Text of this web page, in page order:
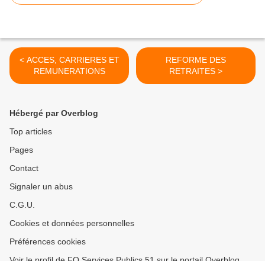
< ACCES, CARRIERES ET
REMUNERATIONS
REFORME DES
RETRAITES >
Hébergé par Overblog
Top articles
Pages
Contact
Signaler un abus
C.G.U.
Cookies et données personnelles
Préférences cookies